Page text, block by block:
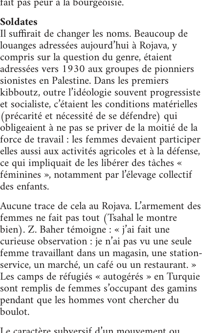
Soldates
Il suffirait de changer les noms. Beaucoup de
louanges adressées aujourd’hui à Rojava, y
compris sur la question du genre, étaient
adressées vers 1930 aux groupes de pionniers
sionistes en Palestine. Dans les premiers
kibboutz, outre l’idéologie souvent progressiste
et socialiste, c’étaient les conditions matérielles
(précarité et nécessité de se défendre) qui
obligeaient à ne pas se priver de la moitié de la
force de travail : les femmes devaient participer
elles aussi aux activités agricoles et à la défense,
ce qui impliquait de les libérer des tâches «
féminines », notamment par l’élevage collectif
des enfants.
Aucune trace de cela au Rojava. L’armement des
femmes ne fait pas tout (Tsahal le montre
bien). Z. Baher témoigne : « j’ai fait une
curieuse observation : je n’ai pas vu une seule
femme travaillant dans un magasin, une station-
service, un marché, un café ou un restaurant. »
Les camps de réfugiés « autogérés » en Turquie
sont remplis de femmes s’occupant des gamins
pendant que les hommes vont chercher du
boulot.